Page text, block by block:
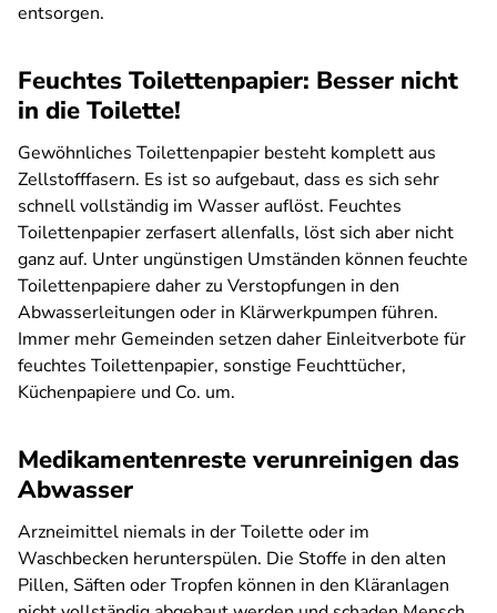
entsorgen.
Feuchtes Toilettenpapier: Besser nicht
in die Toilette!
Gewöhnliches Toilettenpapier besteht komplett aus
Zellstofffasern. Es ist so aufgebaut, dass es sich sehr
schnell vollständig im Wasser auflöst. Feuchtes
Toilettenpapier zerfasert allenfalls, löst sich aber nicht
ganz auf. Unter ungünstigen Umständen können feuchte
Toilettenpapiere daher zu Verstopfungen in den
Abwasserleitungen oder in Klärwerkpumpen führen.
Immer mehr Gemeinden setzen daher Einleitverbote für
feuchtes Toilettenpapier, sonstige Feuchttücher,
Küchenpapiere und Co. um.
Medikamentenreste verunreinigen das
Abwasser
Arzneimittel niemals in der Toilette oder im
Waschbecken herunterspülen. Die Stoffe in den alten
Pillen, Säften oder Tropfen können in den Kläranlagen